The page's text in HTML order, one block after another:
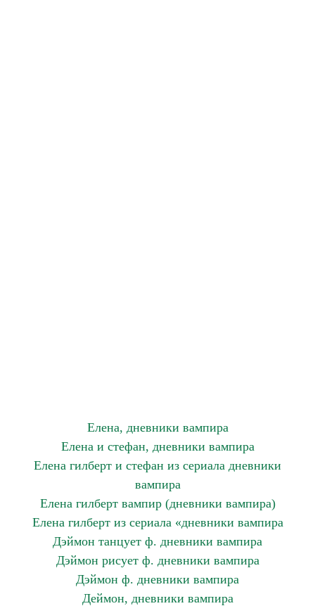
Елена, дневники вампира
Елена и стефан, дневники вампира
Елена гилберт и стефан из сериала дневники
вампира
Елена гилберт вампир (дневники вампира)
Елена гилберт из сериала «дневники вампира
Дэймон танцует ф. дневники вампира
Дэймон рисует ф. дневники вампира
Дэймон ф. дневники вампира
Деймон, дневники вампира